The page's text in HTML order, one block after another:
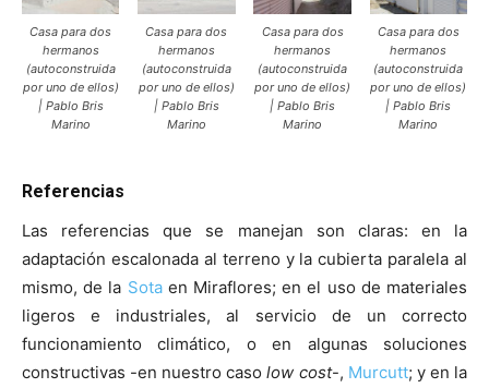
Casa para dos
hermanos
(autoconstruida
por uno de ellos)
| Pablo Bris
Marino
Casa para dos
hermanos
(autoconstruida
por uno de ellos)
| Pablo Bris
Marino
Casa para dos
hermanos
(autoconstruida
por uno de ellos)
| Pablo Bris
Marino
Casa para dos
hermanos
(autoconstruida
por uno de ellos)
| Pablo Bris
Marino
Referencias
Las referencias que se manejan son claras: en la
adaptación escalonada al terreno y la cubierta paralela al
mismo, de la Sotaen Miraflores; en el uso de materiales
ligeros e industriales, al servicio de un correcto
funcionamiento climático, o en algunas soluciones
constructivas -en nuestro caso low cost-, Murcutt; y en la